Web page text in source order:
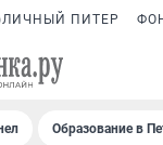
ПИТЕР
Образование в